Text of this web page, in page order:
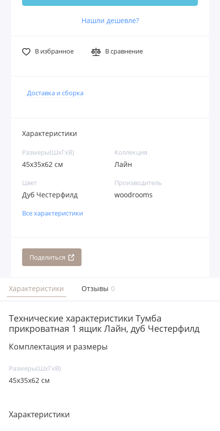
Нашли дешевле?
В избранное В сравнение
Доставка и сборка
Характеристики
Размеры(ШxГxВ)
45x35x62 см
Коллекция
Лайн
Цвет
Дуб Честерфилд
Производитель
woodrooms
Все характеристики
Поделиться
Характеристики Отзывы 0
Технические характеристики Тумба
прикроватная 1 ящик Лайн, дуб Честерфилд
Комплектация и размеры
Размеры(ШxГxВ)
45x35x62 см
Характеристики